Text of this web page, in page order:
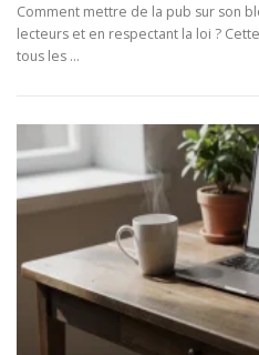
Comment mettre de la pub sur son
lecteurs et en respectant la loi ?
tous les …